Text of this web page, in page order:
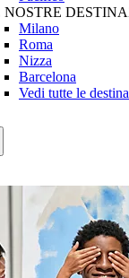
NOSTRE
Milano
Roma
Nizza
Barcelona
Vedi tutte le